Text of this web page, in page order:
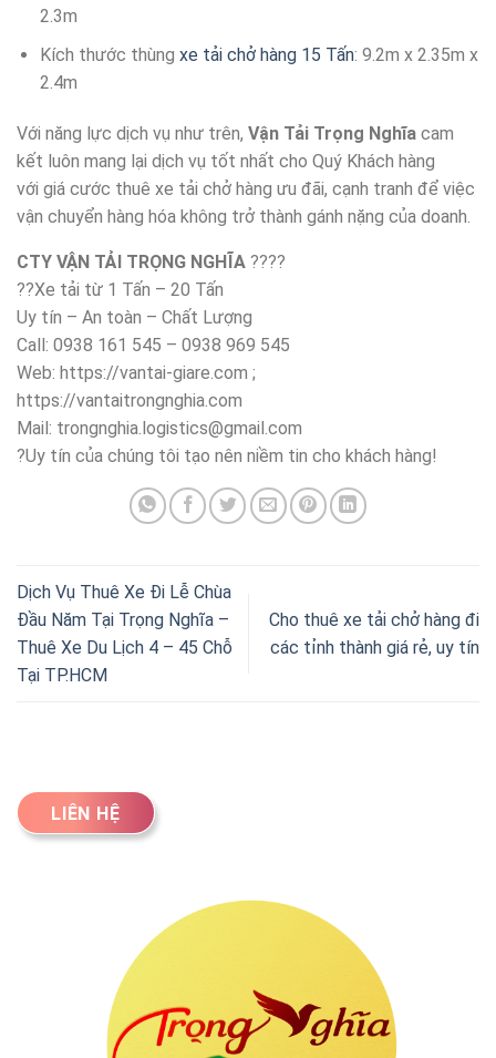
2.3m
Kích thước thùng xe tải chở hàng 15 Tấn: 9.2m x 2.35m x
2.4m
Với năng lực dịch vụ như trên, Vận Tải Trọng Nghĩa cam
kết luôn mang lại dịch vụ tốt nhất cho Quý Khách hàng
với giá cước thuê xe tải chở hàng ưu đãi, cạnh tranh để việc
vận chuyển hàng hóa không trở thành gánh nặng của doanh.
CTY VẬN TẢI TRỌNG NGHĨA ????
??Xe tải từ 1 Tấn – 20 Tấn
Uy tín – An toàn – Chất Lượng
Call: 0938 161 545 – 0938 969 545
Web: https://vantai-giare.com ;
https://vantaitrongnghia.com
Mail: trongnghia.logistics@gmail.com
?Uy tín của chúng tôi tạo nên niềm tin cho khách hàng!
Dịch Vụ Thuê Xe Đi Lễ Chùa
Đầu Năm Tại Trọng Nghĩa –
Thuê Xe Du Lịch 4 – 45 Chỗ
Tại TP.HCM
Cho thuê xe tải chở hàng đi
các tỉnh thành giá rẻ, uy tín
LIÊN HỆ